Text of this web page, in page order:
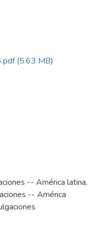
(5.63 MB)
-- América latina,
-- América